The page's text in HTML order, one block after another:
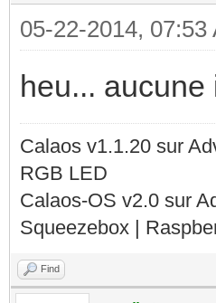
05-22-2014, 07:53
heu...
Calaos v1.1.20 sur
RGB LED
Calaos-OS v2.0 sur
Squeezebox |
Find